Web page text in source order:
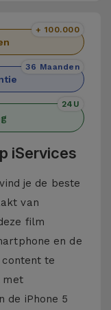
+ 100.000
36 Maanden
24U
iServices
je de beste
van
film
en de
te
met
de iPhone 5